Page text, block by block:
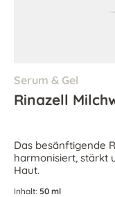
Serum & Gel
Rinazell
Das besänftigende
harmonisiert, stärkt
Haut.
Inhalt: 50 ml